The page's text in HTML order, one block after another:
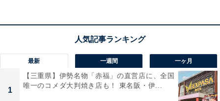
最新 一週間 一ヶ月
1
【三重県】伊勢名物「赤福」の直営店に、全国
唯一のコメダ大判焼き店も！ 東名阪・伊...